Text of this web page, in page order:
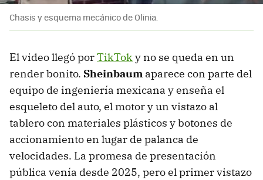
Chasis y esquema mecánico de Olinia.
El video llegó porTikToky no se queda en un
render bonito. Sheinbaum aparece con parte del
equipo de ingeniería mexicana y enseña el
esqueleto del auto, el motor y un vistazo al
tablero con materiales plásticos y botones de
accionamiento en lugar de palanca de
velocidades. La promesa de presentación
pública venía desde 2025, pero el primer vistazo